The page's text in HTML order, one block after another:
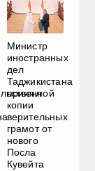
Министр
иностранных
дел
Таджикистана
принял
копии
верительных
грамот от
нового
Посла
Кувейта